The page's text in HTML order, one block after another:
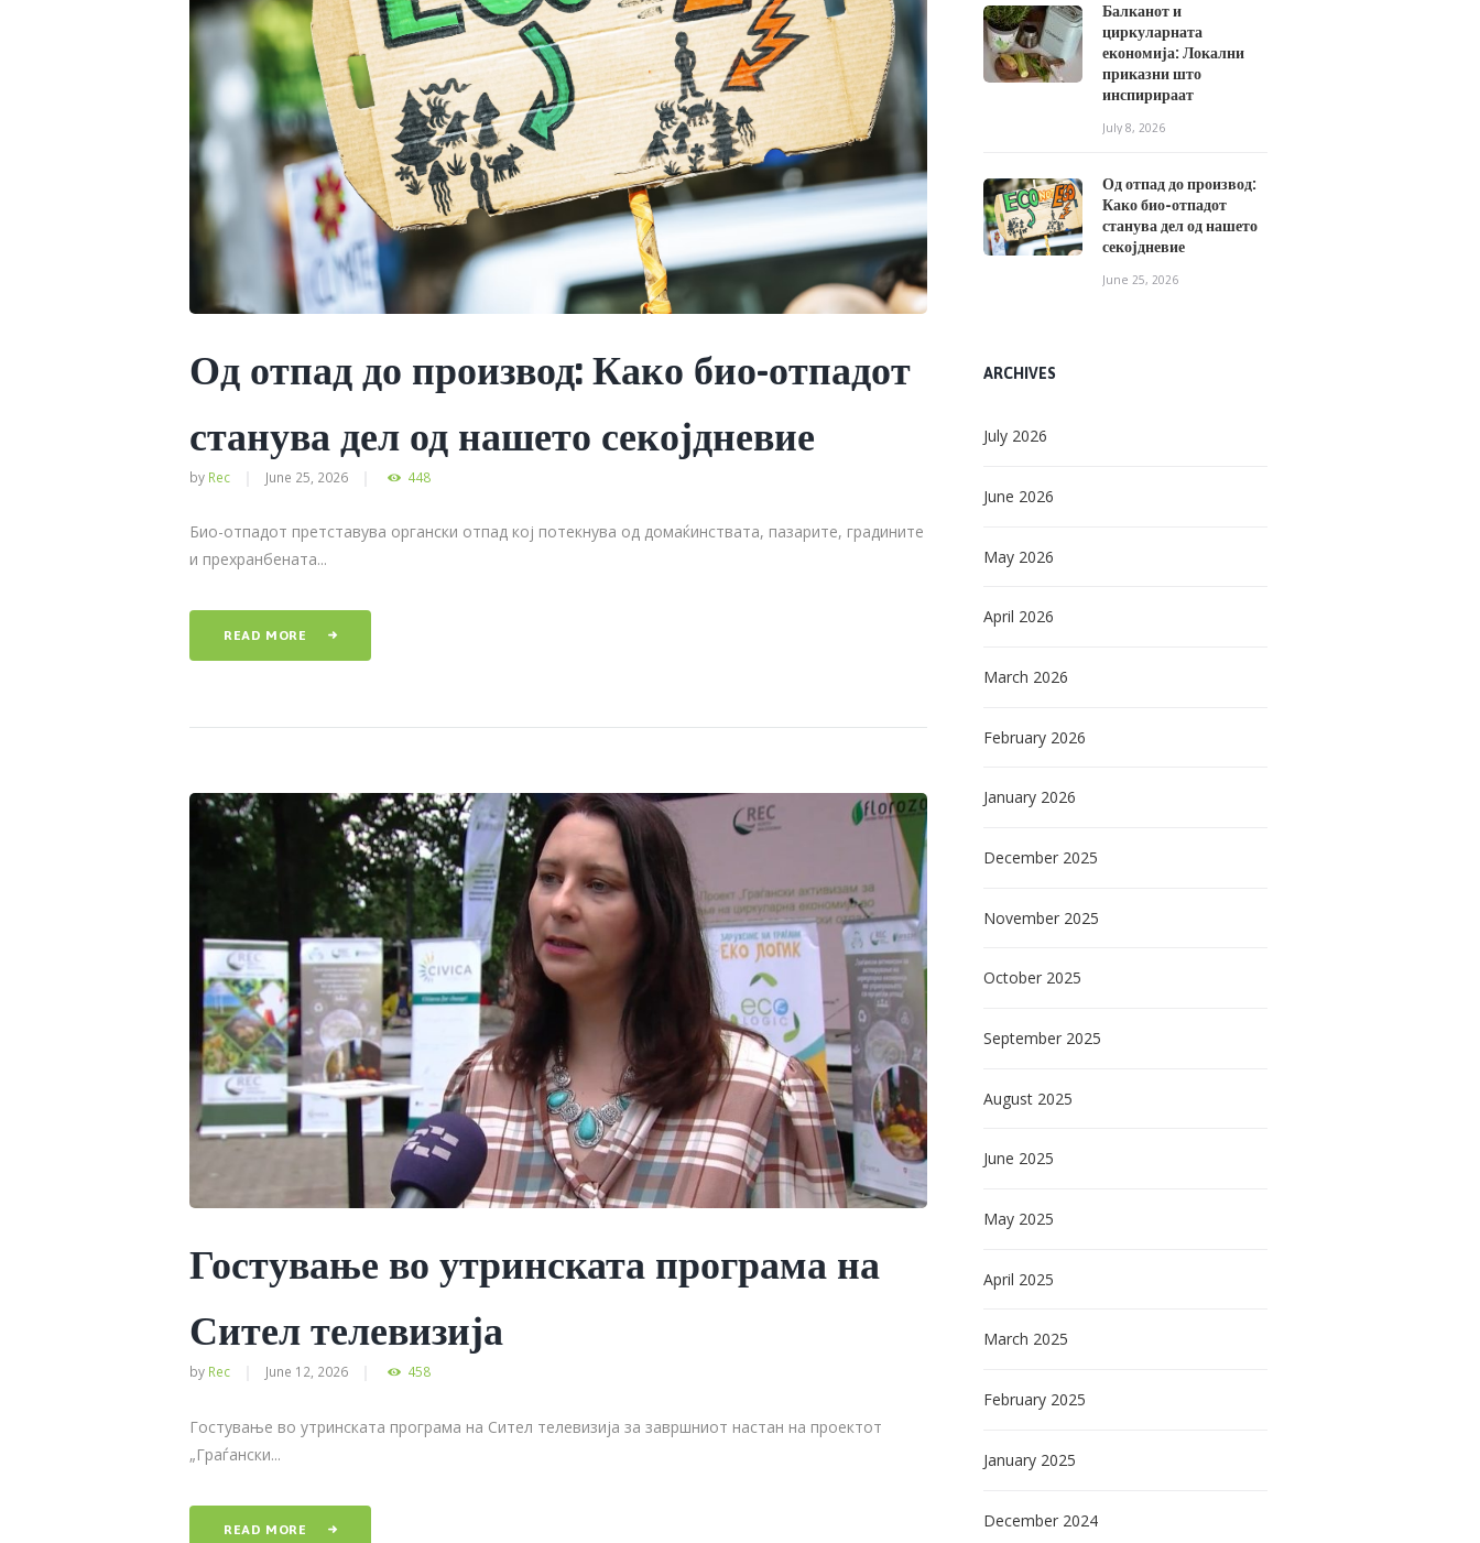
Од отпад до производ: Како био-отпадот
станува дел од нашето секојдневие
by Rec June 25, 2026 448
Био-отпадот претставува органски отпад кој потекнува од домаќинствата, пазарите, градините
и прехранбената...
READ MORE
Гостување во утринската програма на
Сител телевизија
by Rec June 12, 2026 458
Гостување во утринската програма на Сител телевизија за завршниот настан на проектот
„Граѓански...
READ MORE
Балканот и
циркуларната
економија: Локални
приказни што
инспирираат
July 8, 2026
Од отпад до производ:
Како био-отпадот
станува дел од нашето
секојдневие
June 25, 2026
ARCHIVES
July 2026
June 2026
May 2026
April 2026
March 2026
February 2026
January 2026
December 2025
November 2025
October 2025
September 2025
August 2025
June 2025
May 2025
April 2025
March 2025
February 2025
January 2025
December 2024